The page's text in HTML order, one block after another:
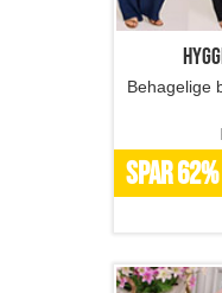
Behagelige
SPAR 62%